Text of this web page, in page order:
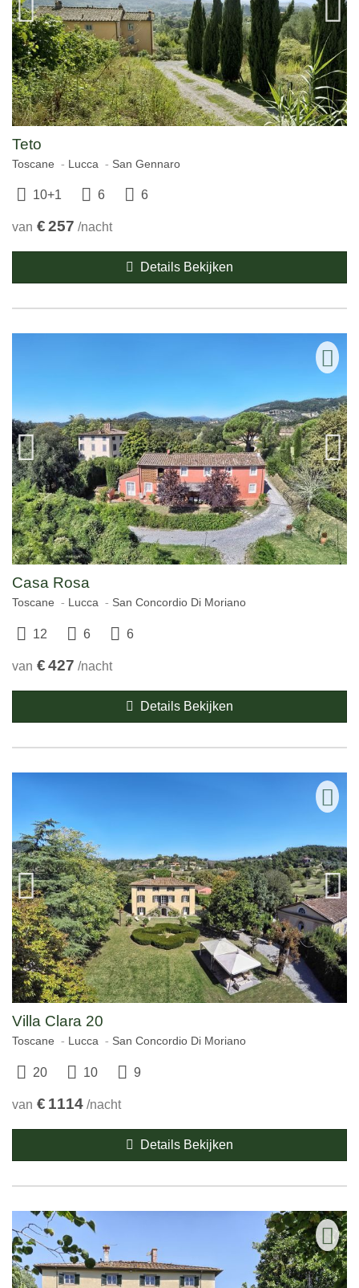
Teto
Toscane Lucca San Gennaro
10+1 6 6
van €257 /nacht
Details Bekijken
Casa Rosa
Toscane Lucca San Concordio Di Moriano
12 6 6
van €427 /nacht
Details Bekijken
Villa Clara 20
Toscane Lucca San Concordio Di Moriano
20 10 9
van € 1114 /nacht
Details Bekijken